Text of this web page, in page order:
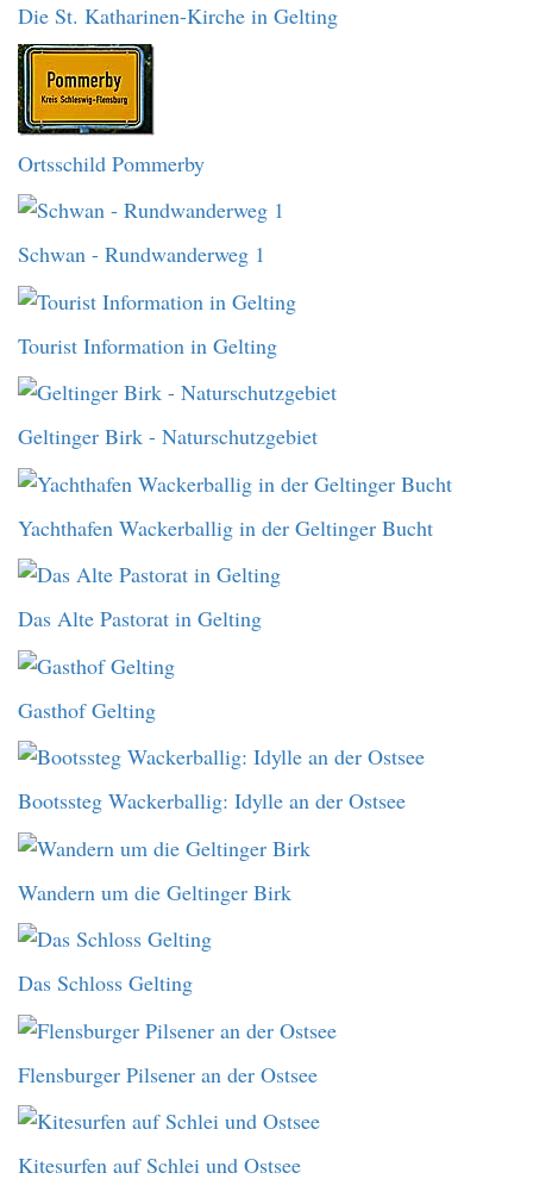
Die St. Katharinen-Kirche in Gelting
Ortsschild Pommerby
Schwan - Rundwanderweg 1
Tourist Information in Gelting
Geltinger Birk - Naturschutzgebiet
Yachthafen Wackerballig in der Geltinger Bucht
Das Alte Pastorat in Gelting
Gasthof Gelting
Bootssteg Wackerballig: Idylle an der Ostsee
Wandern um die Geltinger Birk
Das Schloss Gelting
Flensburger Pilsener an der Ostsee
Kitesurfen auf Schlei und Ostsee